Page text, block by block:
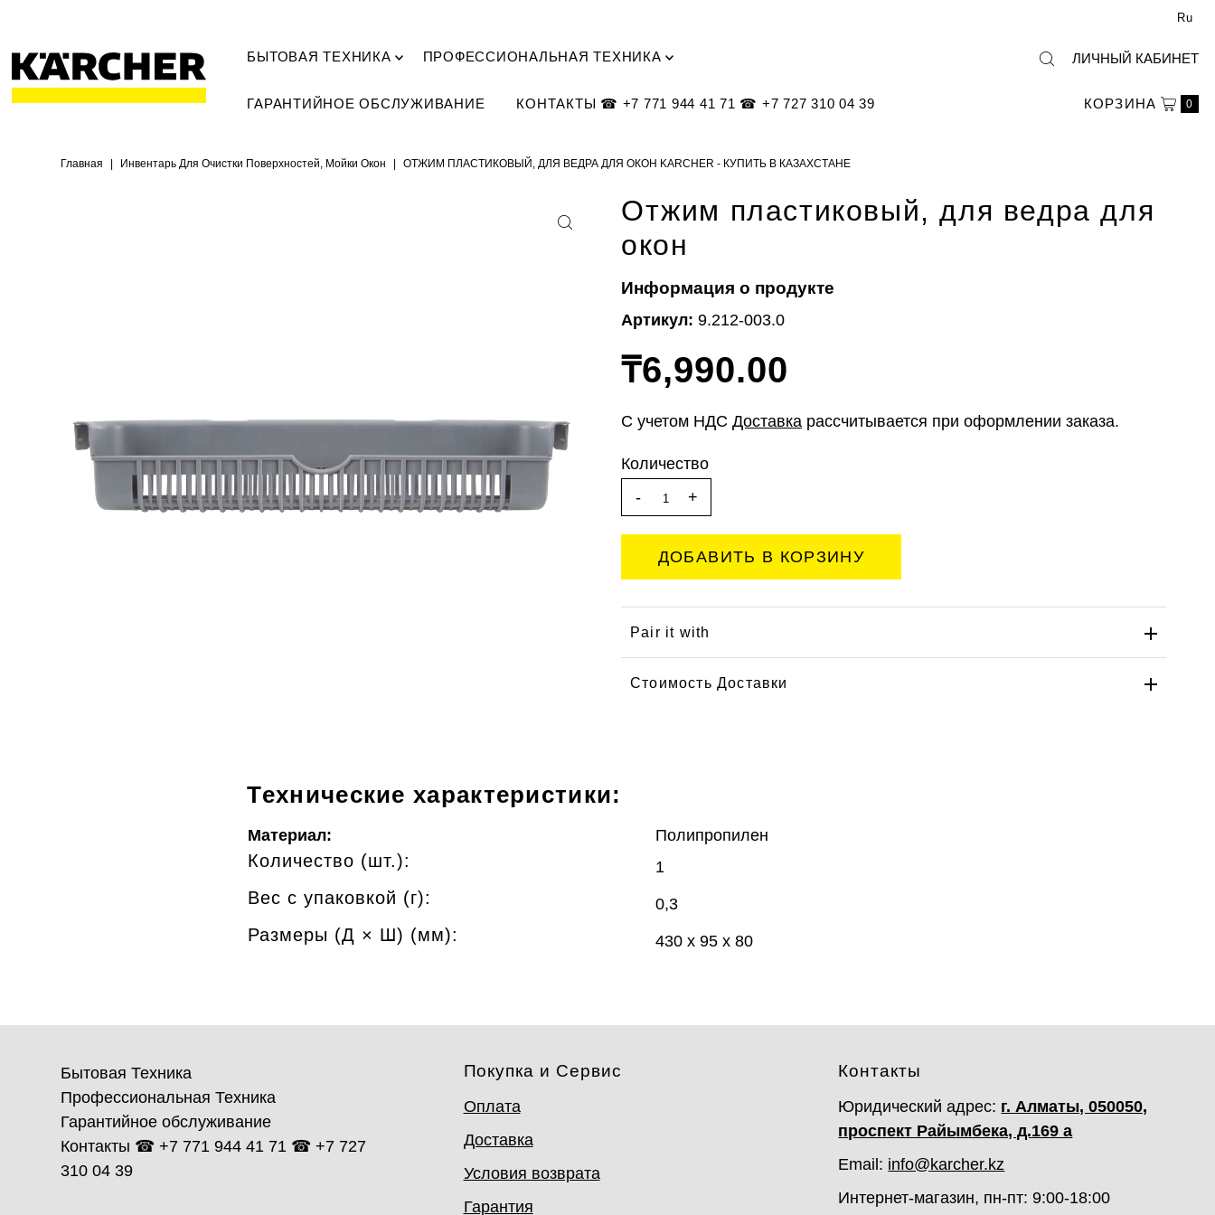
Ru
БЫТОВАЯ ТЕХНИКА ПРОФЕССИОНАЛЬНАЯ ТЕХНИКА
ГАРАНТИЙНОЕ ОБСЛУЖИВАНИЕ КОНТАКТЫ ☎ +7 771 944 41 71 ☎ +7 727 310 04 39
ЛИЧНЫЙ КАБИНЕТ
КОРЗИНА 0
Главная | Инвентарь Для Очистки Поверхностей, Мойки Окон | ОТЖИМ ПЛАСТИКОВЫЙ, ДЛЯ ВЕДРА ДЛЯ ОКОН KARCHER - КУПИТЬ В КАЗАХСТАНЕ
Отжим пластиковый, для ведра для
окон
Информация о продукте
Артикул: 9.212-003.0
₸6,990.00
С учетом НДС Доставкарассчитывается при оформлении заказа.
Количество
-
+
Pair it with
Стоимость Доставки
Технические характеристики:
Материал: Полипропилен
Количество (шт.): 1
Вес с упаковкой (г): 0,3
Размеры (Д × Ш) (мм): 430 х 95 х 80
Бытовая Техника
Профессиональная Техника
Гарантийное обслуживание
Контакты ☎ +7 771 944 41 71 ☎ +7 727
310 04 39
Покупка и Сервис
Оплата
Доставка
Условия возврата
Гарантия
Контакты
Юридический адрес: г. Алматы, 050050,
проспект Райымбека, д.169 а
Email: info@karcher.kz
Интернет-магазин, пн-пт: 9:00-18:00